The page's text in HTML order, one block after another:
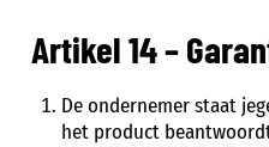
Artikel 14 –
De ondernemer staat
het product